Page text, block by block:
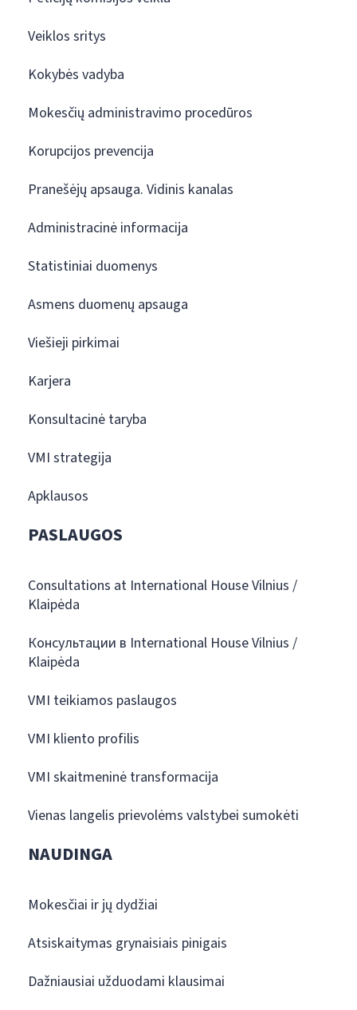
Veiklos sritys
Kokybės vadyba
Mokesčių administravimo procedūros
Korupcijos prevencija
Pranešėjų apsauga. Vidinis kanalas
Administracinė informacija
Statistiniai duomenys
Asmens duomenų apsauga
Viešieji pirkimai
Karjera
Konsultacinė taryba
VMI strategija
Apklausos
PASLAUGOS
Consultations at International House Vilnius /
Klaipėda
Консультации в International House Vilnius /
Klaipėda
VMI teikiamos paslaugos
VMI kliento profilis
VMI skaitmeninė transformacija
Vienas langelis prievolėms valstybei sumokėti
NAUDINGA
Mokesčiai ir jų dydžiai
Atsiskaitymas grynaisiais pinigais
Dažniausiai užduodami klausimai